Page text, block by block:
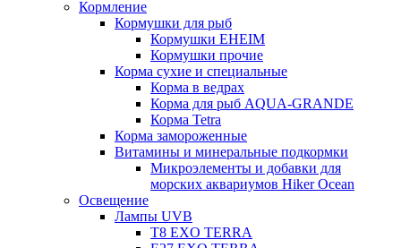
Кормление
Кормушки для рыб
Кормушки EHEIM
Кормушки прочие
Корма сухие и специальные
Корма в ведрах
Корма для рыб AQUA-GRANDE
Корма Tetra
Корма замороженные
Витамины и минеральные подкормки
Микроэлементы и добавки для
морских аквариумов Hiker Ocean
Освещение
Лампы UVB
Т8 EXO TERRA